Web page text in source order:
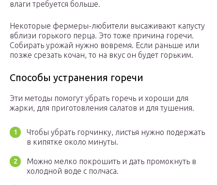
влаги требуется больше.
Некоторые фермеры-любители высаживают капусту
вблизи горького перца. Это тоже причина горечи.
Собирать урожай нужно вовремя. Если раньше или
позже срезать кочан, то на вкус он будет горьким.
Способы устранения горечи
Эти методы помогут убрать горечь и хороши для
жарки, для приготовления салатов и для тушения.
Чтобы убрать горчинку, листья нужно подержать
в кипятке около минуты.
Можно мелко покрошить и дать промокнуть в
холодной воде с полчаса.